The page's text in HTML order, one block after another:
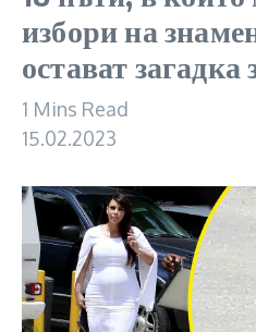
избори на
остават загадка
1 Mins Read
15.02.2023